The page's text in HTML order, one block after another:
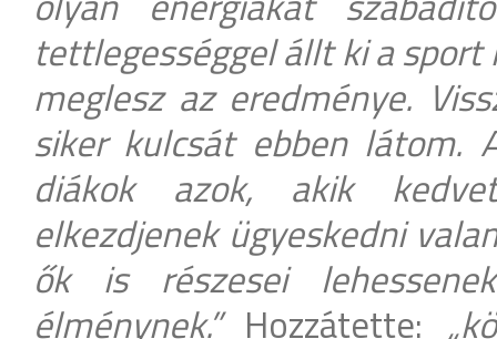
tettlegességgel állt ki a
meglesz az eredménye.
siker kulcsát ebben látom.
diákok azok, akik
elkezdjenek ügyeskedni
ők is részesei
élménynek.”Hozzátette: